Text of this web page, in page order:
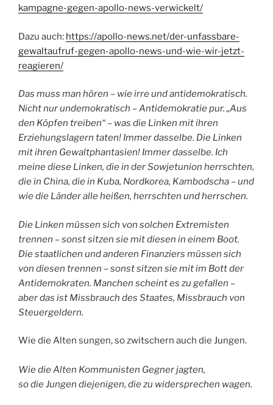
kampagne-gegen-apollo-news-verwickelt/
Dazu auch: https://apollo-news.net/der-unfassbare-
gewaltaufruf-gegen-apollo-news-und-wie-wir-jetzt-
reagieren/
Das muss man hören – wie irre und antidemokratisch.
Nicht nur undemokratisch – Antidemokratie pur. „Aus
den Köpfen treiben“ – was die Linken mit ihren
Erziehungslagern taten! Immer dasselbe. Die Linken
mit ihren Gewaltphantasien! Immer dasselbe. Ich
meine diese Linken, die in der Sowjetunion herrschten,
die in China, die in Kuba, Nordkorea, Kambodscha – und
wie die Länder alle heißen, herrschten und herrschen.
Die Linken müssen sich von solchen Extremisten
trennen – sonst sitzen sie mit diesen in einem Boot.
Die staatlichen und anderen Finanziers müssen sich
von diesen trennen – sonst sitzen sie mit im Bott der
Antidemokraten. Manchen scheint es zu gefallen –
aber das ist Missbrauch des Staates, Missbrauch von
Steuergeldern.
Wie die Alten sungen, so zwitschern auch die Jungen.
Wie die Alten Kommunisten Gegner jagten,
so die Jungen diejenigen, die zu widersprechen wagen.